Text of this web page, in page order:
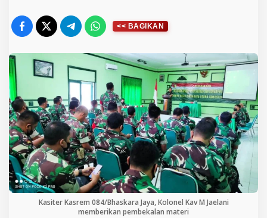
Kasiter Kasrem 084/Bhaskara Jaya, Kolonel Kav M Jaelani
memberikan pembekalan materi